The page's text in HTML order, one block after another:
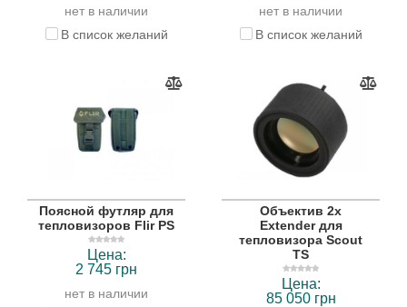
нет в наличии
В список желаний
нет в наличии
В список желаний
Поясной футляр для
тепловизоров Flir PS
Цена:
2 745 грн
нет в наличии
Объектив 2х
Extender для
тепловизора Scout
TS
Цена:
85 050 грн